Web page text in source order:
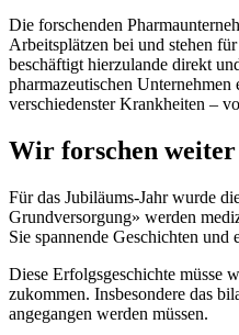
Die forschenden
Arbeitsplätzen bei und stehen
beschäftigt hierzulande direkt
pharmazeutischen
verschiedenster Krankheiten –
Wir forschen weiter
Für das Jubiläums-Jahr wurde
Grundversorgung» werden
Sie spannende Geschichten und
Diese Erfolgsgeschichte müsse
zukommen. Insbesondere das
angegangen werden müssen.